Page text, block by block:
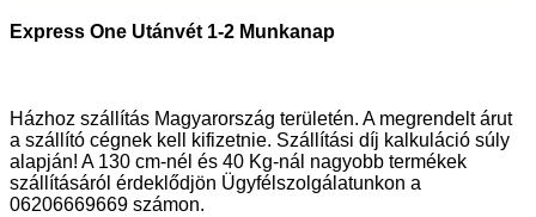
Express One Utánvét 1-2 Munkanap
Házhoz szállítás Magyarország területén. A megrendelt árut
a szállító cégnek kell kifizetnie. Szállítási díj kalkuláció súly
alapján! A 130 cm-nél és 40 Kg-nál nagyobb termékek
szállításáról érdeklődjön Ügyfélszolgálatunkon a
06206669669 számon.